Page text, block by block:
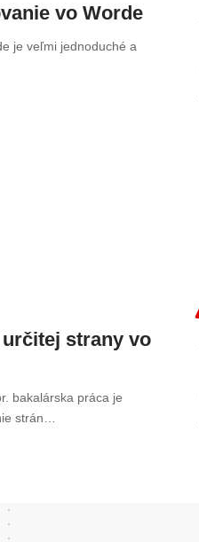
vo Worde
je veľmi jednoduché a
strany vo
bakalárska práca je
strán…